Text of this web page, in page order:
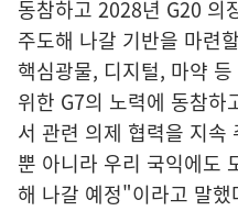
동참하고 2028년 G20 의
주도해 나갈 기반을 마련
핵심광물, 디지털, 마약
위한 G7의 노력에 동참
서 관련 의제 협력을 지속
뿐 아니라 우리 국익에도
해 나갈 예정"이라고 말했